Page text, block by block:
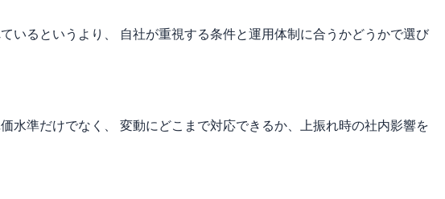
いるというより、 自社が重視する条件と運用体制に合うかどうかで選び
水準だけでなく、 変動にどこまで対応できるか、上振れ時の社内影響を